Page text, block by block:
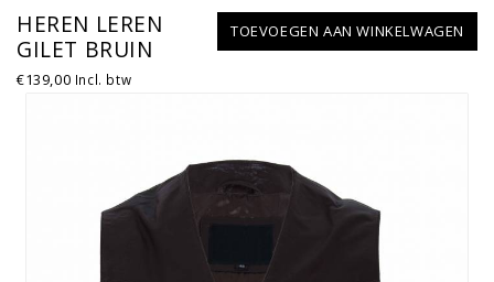
TOEVOEGEN AAN WINKELWAGEN
HEREN LEREN
GILET BRUIN
€139,00 Incl. btw